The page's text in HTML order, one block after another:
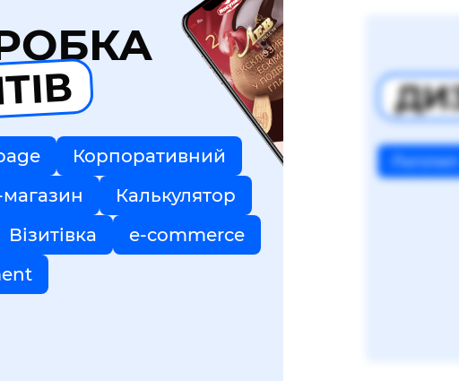
Корпоративний
магазин
Калькулятор
Візитівка
e-commerce
Логотип